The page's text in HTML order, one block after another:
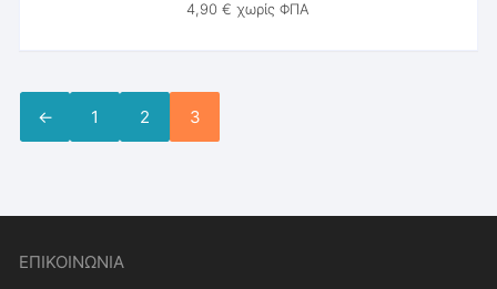
4,90€ χωρίς ΦΠΑ
← 1 2 3
ΕΠΙΚΟΙΝΩΝΙΑ